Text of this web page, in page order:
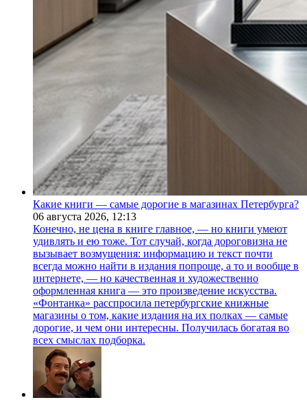
Какие книги — самые дорогие в магазинах Петербурга?
06 августа 2026, 12:13
Конечно, не цена в книге главное, — но книги умеют
удивлять и ею тоже. Тот случай, когда дороговизна не
вызывает возмущения: информацию и текст почти
всегда можно найти в издания попроще, а то и вообще в
интернете, — но качественная и художественно
оформленная книга — это произведение искусства.
«Фонтанка» расспросила петербургские книжные
магазины о том, какие издания на их полках — самые
дорогие, и чем они интересны. Получилась богатая во
всех смыслах подборка.